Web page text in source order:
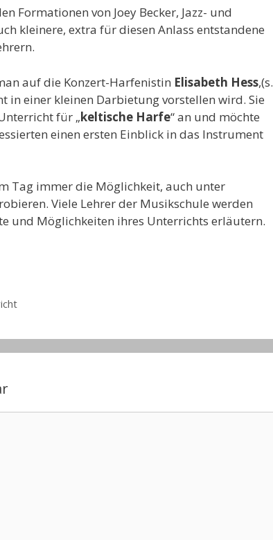
Formationen von Joey Becker, Jazz- und
kleinere, extra für diesen Anlass entstandene
auf die Konzert-Harfenistin Elisabeth Hess,(s.
in einer kleinen Darbietung vorstellen wird. Sie
für „keltische Harfe“ an und möchte
einen ersten Einblick in das Instrument
Tag immer die Möglichkeit, auch unter
Viele Lehrer der Musikschule werden
und Möglichkeiten ihres Unterrichts erläutern.